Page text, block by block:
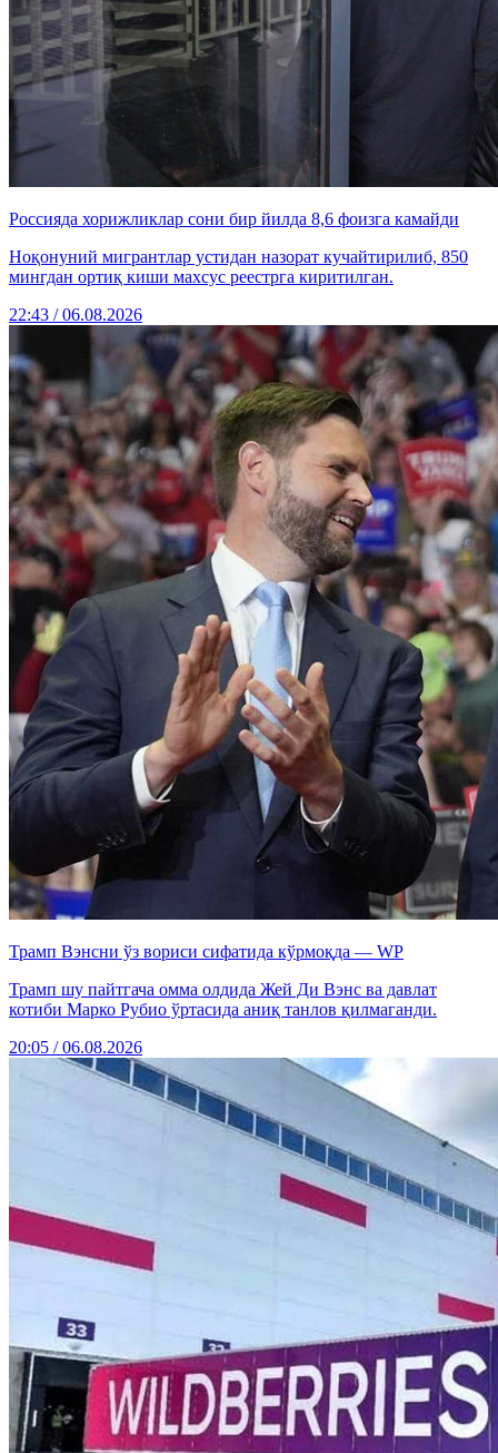
Россияда хорижликлар сони бир йилда 8,6 фоизга камайди
Ноқонуний мигрантлар устидан назорат кучайтирилиб, 850
мингдан ортиқ киши махсус реестрга киритилган.
22:43 / 06.08.2026
Трамп Вэнсни ўз вориси сифатида кўрмоқда — WP
Трамп шу пайтгача омма олдида Жей Ди Вэнс ва давлат
котиби Марко Рубио ўртасида аниқ танлов қилмаганди.
20:05 / 06.08.2026